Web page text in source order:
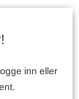
inn eller